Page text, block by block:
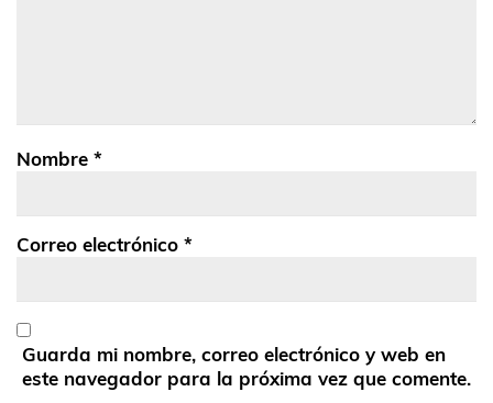
Nombre *
Correo electrónico *
Guarda mi nombre, correo electrónico y web en
este navegador para la próxima vez que comente.